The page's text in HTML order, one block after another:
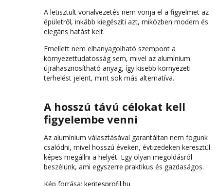
A letisztult vonalvezetés nem vonja el a figyelmet az
épületről, inkább kiegészíti azt, miközben modern és
elegáns hatást kelt.
Emellett nem elhanyagolható szempont a
környezettudatosság sem, mivel az alumínium
újrahasznosítható anyag, így kisebb környezeti
terhelést jelent, mint sok más alternatíva.
A hosszú távú célokat kell
figyelembe venni
Az alumínium választásával garantáltan nem fogunk
csalódni, mivel hosszú éveken, évtizedeken keresztül
képes megállni a helyét. Egy olyan megoldásról
beszélünk, ami egyszerre praktikus és gazdaságos.
Kép forrása: keritesprofil.hu